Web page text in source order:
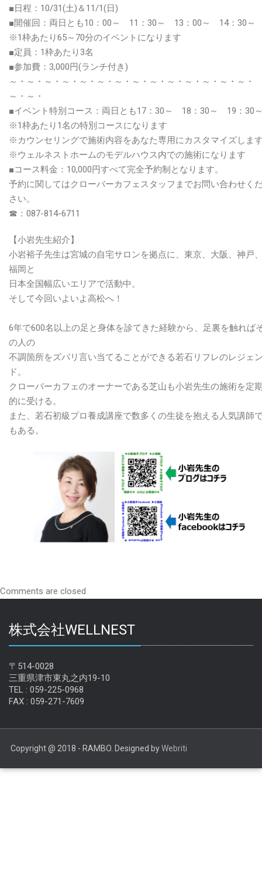
■日程：10/31(土)＆11/1(日)
■開催回：両日とも10：00～ 11：30～ 13：00～ 14：30～
※1枠あたり65～70分のイベントになります
■定員：1枠あたり3名
■参加費：3,000円(ランチ付き)
～・～・～・～・～・～・～・～・～・～・～・～・～・～・
～・～・
■イベント特別コース：両日とも17：30～ 18：30～ 19：30
※1枠あたり1名の特別コースになります
※カウンセリングで施術内容をあなた専用にカスタマイズしま
※ウェルネストホームのモデルハウス内での施術になります
■コース料金：10,000円すべて完全予約制となります。
予約に関してはクローバーカフェスタッフまでお問い合わせく
さい。
☎：087-814-6711
【小岩先生紹介】
小岩裕子先生は宮城の自宅サロンを拠点に、東京、大阪、神戸
福岡と
日本全国幅広いエリアで活動中。
そして今回いよいよ高松へ！
6年で600名以上の足と身体を診てきた経験から、足裏を触れば
の人の
不調箇所をズバリ言い当てることができる若石リフレのレジェ
ド。
クローバーカフェのオーナーである芝山も小岩先生の施術を定
的に受ける。
また、若石初級プロ養成講座で数多くの生徒を抱える人気講師
もある。
Comments are closed
株式会社WELLNEST
〒514-0028
三重県津市東丸之内19-10
TEL : 059-225-0968
FAX : 059-271-7609
Copyright @ 2018 - RAMBO. Designed byWebriti